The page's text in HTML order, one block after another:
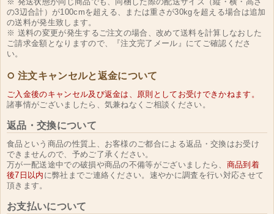
の3辺合計）が100cmを超える、または重さが30kgを超える場合は追加
の送料が発生致します。
※ 送料の変更が発生するご注文の場合、改めて送料を計算しなおした
ご請求金額となりますので、『注文完了メール』にてご確認くださ
い。
注文キャンセルと返金について
ご入金後のキャンセル及び返金は、原則としてお受けできかねます。
諸事情がございましたら、気兼ねなくご相談ください。
返品・交換について
食品という商品の性質上、お客様のご都合による返品・交換はお受け
できませんので、予めご了承ください。
万が一配送途中での破損や商品の不備等がございましたら、 商品到着
後7日以内 に弊社までご連絡ください。速やかに調査を行い対応させて
頂きます。
お支払いについて